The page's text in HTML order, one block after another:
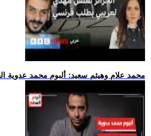
.. محمد علام وهيثم سعيد: ألبوم محمد عدوية